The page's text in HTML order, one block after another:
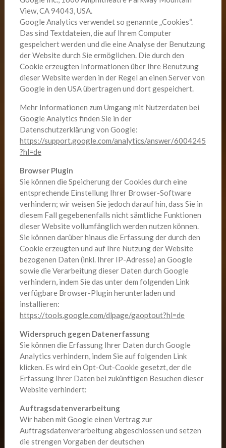
View, CA 94043, USA.
Google Analytics verwendet so genannte „Cookies“.
Das sind Textdateien, die auf Ihrem Computer
gespeichert werden und die eine Analyse der Benutzung
der Website durch Sie ermöglichen. Die durch den
Cookie erzeugten Informationen über Ihre Benutzung
dieser Website werden in der Regel an einen Server von
Google in den USA übertragen und dort gespeichert.
Mehr Informationen zum Umgang mit Nutzerdaten bei
Google Analytics finden Sie in der
Datenschutzerklärung von Google:
https://support.google.com/analytics/answer/6004245
?hl=de
Browser Plugin
Sie können die Speicherung der Cookies durch eine
entsprechende Einstellung Ihrer Browser-Software
verhindern; wir weisen Sie jedoch darauf hin, dass Sie in
diesem Fall gegebenenfalls nicht sämtliche Funktionen
dieser Website vollumfänglich werden nutzen können.
Sie können darüber hinaus die Erfassung der durch den
Cookie erzeugten und auf Ihre Nutzung der Website
bezogenen Daten (inkl. Ihrer IP-Adresse) an Google
sowie die Verarbeitung dieser Daten durch Google
verhindern, indem Sie das unter dem folgenden Link
verfügbare Browser-Plugin herunterladen und
installieren:
https://tools.google.com/dlpage/gaoptout?hl=de
Widerspruch gegen Datenerfassung
Sie können die Erfassung Ihrer Daten durch Google
Analytics verhindern, indem Sie auf folgenden Link
klicken. Es wird ein Opt-Out-Cookie gesetzt, der die
Erfassung Ihrer Daten bei zukünftigen Besuchen dieser
Website verhindert:
Auftragsdatenverarbeitung
Wir haben mit Google einen Vertrag zur
Auftragsdatenverarbeitung abgeschlossen und setzen
die strengen Vorgaben der deutschen